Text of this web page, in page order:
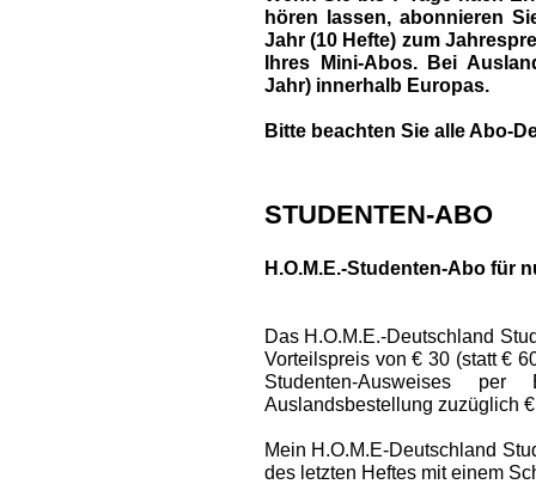
hören lassen, abonnieren
Jahr (10 Hefte) zum
Ihres Mini-Abos. Bei
Jahr) innerhalb Europas.
Bitte beachten Sie alle Abo-
STUDENTEN-ABO
H.O.M.E.-Studenten-Abo für
Das H.O.M.E.-Deutschland
Vorteilspreis von € 30 (statt €
Studenten-Ausweises
Auslandsbestellung zuzüglich
Mein H.O.M.E-Deutschland
des letzten Heftes mit einem